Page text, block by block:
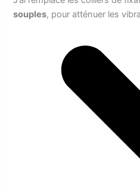
souples, pour atténuer les